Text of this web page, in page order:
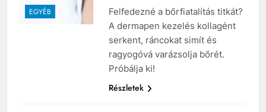
EGYÉB
Felfedezné a bőrfiatalítás titkát?
A dermapen kezelés kollagént
serkent, ráncokat simít és
ragyogóvá varázsolja bőrét.
Próbálja ki!
Részletek